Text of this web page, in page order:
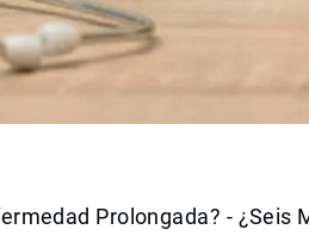
Prolongada? - ¿Seis